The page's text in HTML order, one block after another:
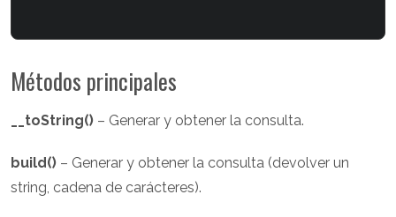
Métodos principales
__toString() – Generar y obtener la consulta.
build() – Generar y obtener la consulta (devolver un
string, cadena de carácteres).